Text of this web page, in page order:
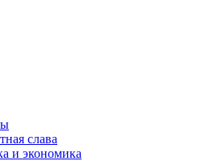
слава
и экономика